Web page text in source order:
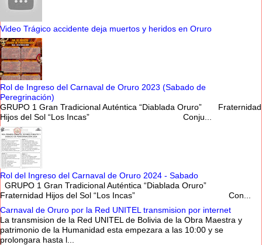
Video Trágico accidente deja muertos y heridos en Oruro
Rol de Ingreso del Carnaval de Oruro 2023 (Sabado de
Peregrinación)
GRUPO 1 Gran Tradicional Auténtica “Diablada Oruro” Fraternidad
Hijos del Sol “Los Incas” Conju...
Rol del Ingreso del Carnaval de Oruro 2024 - Sabado
GRUPO 1 Gran Tradicional Auténtica “Diablada Oruro”
Fraternidad Hijos del Sol “Los Incas” Con...
Carnaval de Oruro por la Red UNITEL transmision por internet
La transmision de la Red UNITEL de Bolivia de la Obra Maestra y
patrimonio de la Humanidad esta empezara a las 10:00 y se
prolongara hasta l...